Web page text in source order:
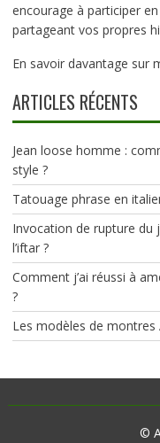
encourage à participer en
partageant vos propres
En savoir davantage sur
ARTICLES RÉCENTS
Jean loose homme :
style ?
Tatouage phrase en
Invocation de rupture du
l’iftar ?
Comment j’ai réussi à
?
Les modèles de
©